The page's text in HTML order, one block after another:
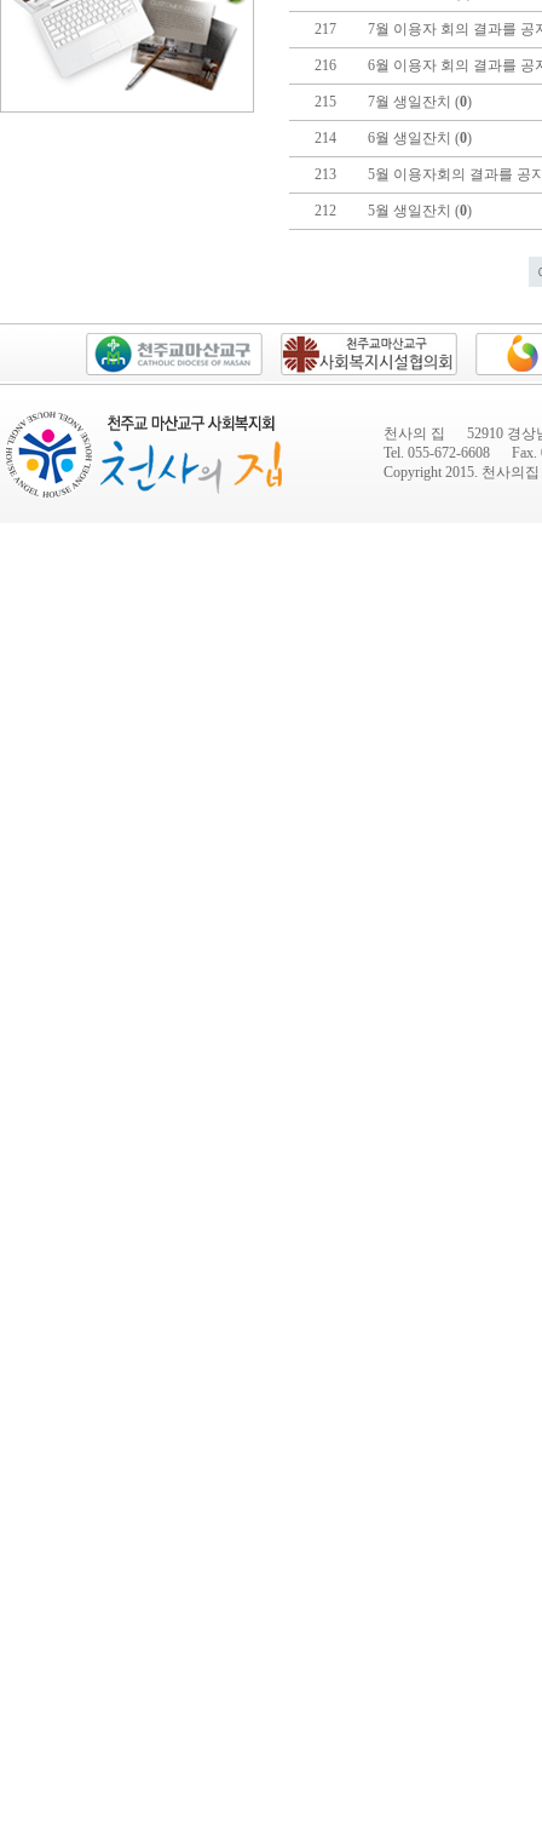
217 7월 이용자 회의 결과를 공
216 6월 이용자 회의 결과를 공
215 7월 생일잔치 (0)
214 6월 생일잔치 (0)
213 5월 이용자회의 결과를 공
212 5월 생일잔치 (0)
천사의 집 52910 경상
Tel. 055-672-6608 Fax.
Copyright 2015. 천사의집